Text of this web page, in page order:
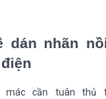
dán nhãn
mác cần tuân thủ